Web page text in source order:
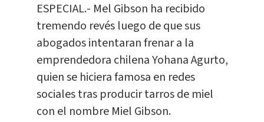
ESPECIAL.- Mel Gibson ha recibido
tremendo revés luego de que sus
abogados intentaran frenar a la
emprendedora chilena Yohana Agurto,
quien se hiciera famosa en redes
sociales tras producir tarros de miel
con el nombre Miel Gibson.